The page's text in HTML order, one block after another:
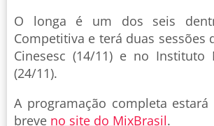
O longa é um dos seis
Competitiva e terá duas sessões
Cinesesc (14/11) e no Instituto
(24/11).
A programação completa
breve no site do MixBrasil.